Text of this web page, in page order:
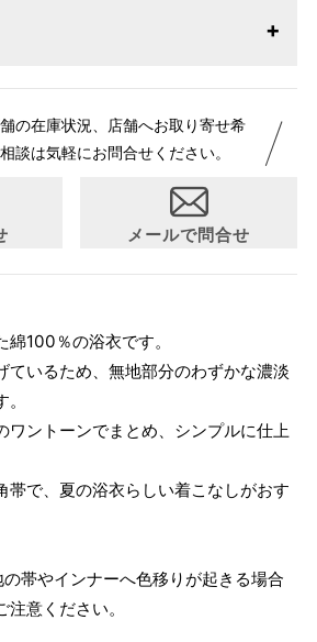
の在庫状況、店舗へお取り寄せ希
談は気軽にお問合せください。
メールで問合せ
100％の浴衣です。
ているため、無地部分のわずかな濃淡
ワントーンでまとめ、シンプルに仕上
帯で、夏の浴衣らしい着こなしがおす
帯やインナーへ色移りが起きる場合
意ください。